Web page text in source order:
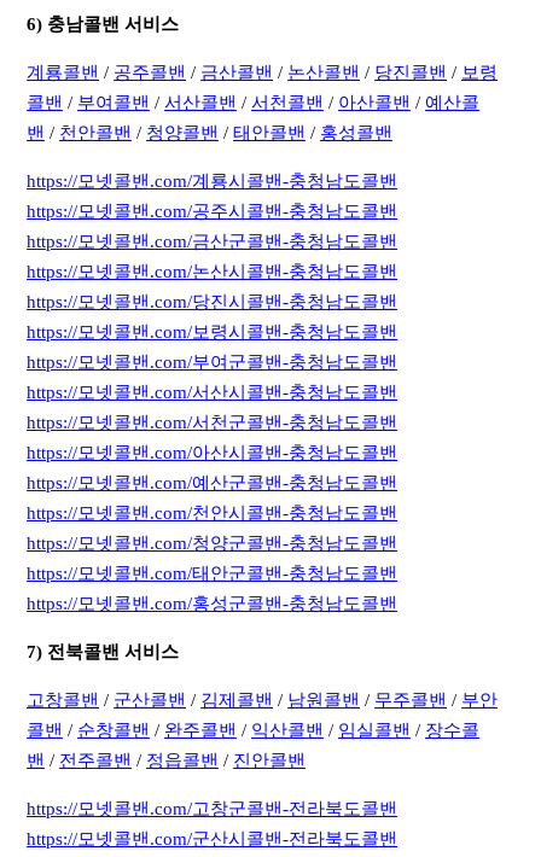
6) 충남콜밴 서비스
계룡콜밴 / 공주콜밴 / 금산콜밴 / 논산콜밴 / 당진콜밴 / 보령
콜밴 / 부여콜밴 /서산콜밴 /서천콜밴 / 아산콜밴 /예산콜
밴 / 천안콜밴 / 청양콜밴 /태안콜밴 / 홍성콜밴
https://모넷콜밴.com/계룡시콜밴-충청남도콜밴
https://모넷콜밴.com/공주시콜밴-충청남도콜밴
https://모넷콜밴.com/금산군콜밴-충청남도콜밴
https://모넷콜밴.com/논산시콜밴-충청남도콜밴
https://모넷콜밴.com/당진시콜밴-충청남도콜밴
https://모넷콜밴.com/보령시콜밴-충청남도콜밴
https://모넷콜밴.com/부여군콜밴-충청남도콜밴
https://모넷콜밴.com/서산시콜밴-충청남도콜밴
https://모넷콜밴.com/서천군콜밴-충청남도콜밴
https://모넷콜밴.com/아산시콜밴-충청남도콜밴
https://모넷콜밴.com/예산군콜밴-충청남도콜밴
https://모넷콜밴.com/천안시콜밴-충청남도콜밴
https://모넷콜밴.com/청양군콜밴-충청남도콜밴
https://모넷콜밴.com/태안군콜밴-충청남도콜밴
https://모넷콜밴.com/홍성군콜밴-충청남도콜밴
7) 전북콜밴 서비스
고창콜밴 / 군산콜밴 / 김제콜밴 / 남원콜밴 / 무주콜밴 / 부안
콜밴 / 순창콜밴 / 완주콜밴 / 익산콜밴 / 임실콜밴 / 장수콜
밴 / 전주콜밴 / 정읍콜밴 / 진안콜밴
https://모넷콜밴.com/고창군콜밴-전라북도콜밴
https://모넷콜밴.com/군산시콜밴-전라북도콜밴